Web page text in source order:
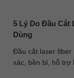
5 Lý Do Đầu Cắt
Dùng
Đầu cắt laser fiber
xác, bền bỉ, hỗ trợ